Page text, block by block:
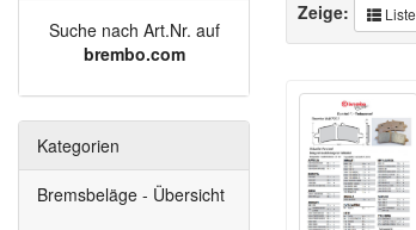
Zeige: Liste
Suche nach Art.Nr. auf
brembo.com
Kategorien
Bremsbeläge - Übersicht